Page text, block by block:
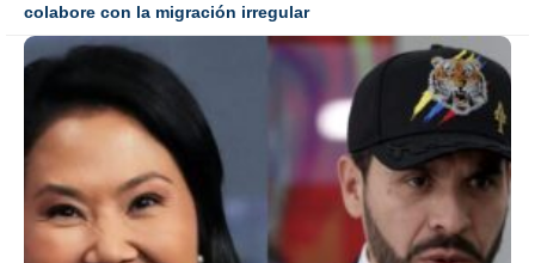
colabore con la migración irregular